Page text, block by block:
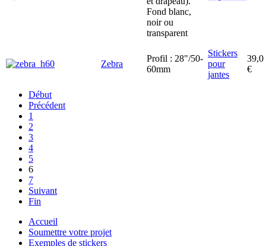
Fond blanc,
noir ou
transparent
Zebra
Profil : 28"/50-
60mm
Stickers
pour
jantes
39,0
€
Début
Précédent
1
2
3
4
5
6
7
Suivant
Fin
Accueil
Soumettre votre projet
Exemples de stickers